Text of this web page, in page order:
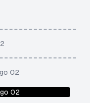
02
02